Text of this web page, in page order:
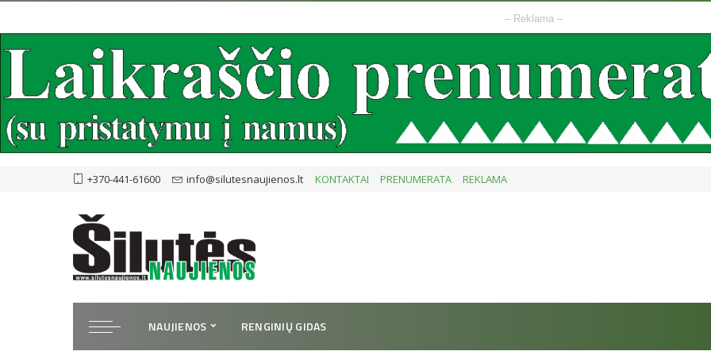
– Reklama –
+370-441-61600 info@silutesnaujienos.lt KONTAKTAI PRENUMERATA REKLAMA
NAUJIENOS RENGINIŲ GIDAS